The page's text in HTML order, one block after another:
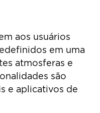
aos usuários
em uma
atmosferas e
são
e aplicativos de